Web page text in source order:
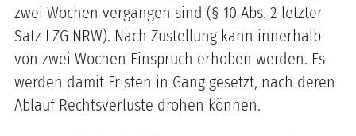
zwei Wochen vergangen sind (§ 10 Abs. 2 letzter
Satz LZG NRW). Nach Zustellung kann innerhalb
von zwei Wochen Einspruch erhoben werden. Es
werden damit Fristen in Gang gesetzt, nach deren
Ablauf Rechtsverluste drohen können.